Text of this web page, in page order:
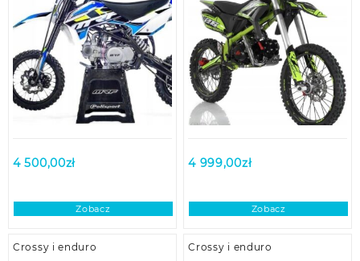
4 500,00zł
Zobacz
4 999,00zł
Zobacz
Crossy i enduro Crossy i enduro